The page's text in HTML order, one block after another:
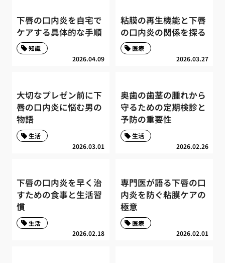
下唇の口内炎を自宅で
ケアする具体的な手順
2026.04.09
知識
粘膜の再生機能と下唇
の口内炎の関係を探る
2026.03.27
医療
大切なプレゼン前に下
唇の口内炎に悩む男の
物語
2026.03.01
生活
奥歯の歯茎の腫れから
守るための定期検診と
予防の重要性
2026.02.26
生活
下唇の口内炎を早く治
すための食事と生活習
慣
2026.02.18
生活
専門医が語る下唇の口
内炎を防ぐ粘膜ケアの
極意
2026.02.01
医療